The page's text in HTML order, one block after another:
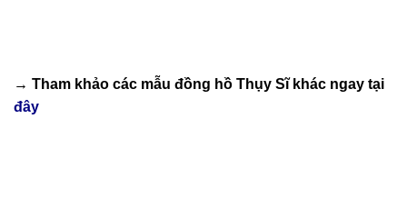
→ Tham khảo các mẫu đồng hồ Thụy Sĩkhác ngay tại
đây